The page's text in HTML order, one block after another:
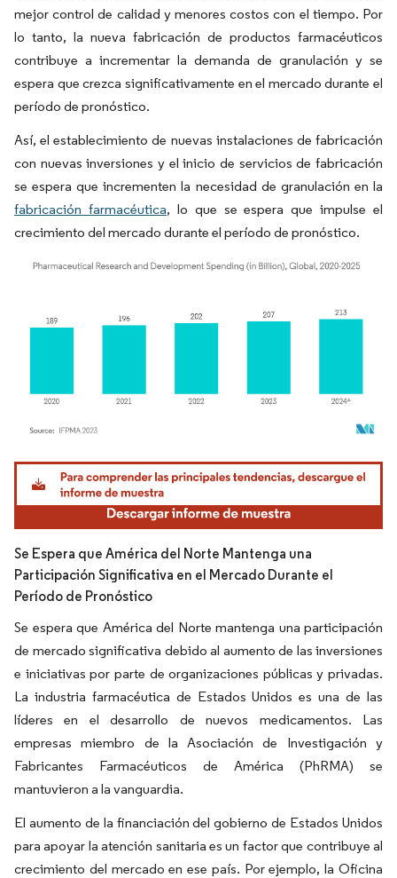
mejor control de calidad y menores costos con el tiempo. Por
lo tanto, la nueva fabricación de productos farmacéuticos
contribuye a incrementar la demanda de granulación y se
espera que crezca significativamente en el mercado durante el
período de pronóstico.
Así, el establecimiento de nuevas instalaciones de fabricación
con nuevas inversiones y el inicio de servicios de fabricación
se espera que incrementen la necesidad de granulación en la
fabricación farmacéutica, lo que se espera que impulse el
crecimiento del mercado durante el período de pronóstico.
Imagen © Mordor Intelligence. El uso requiere atribución según CC BY 4.0.
Se Espera que América del Norte Mantenga una
Participación Significativa en el Mercado Durante el
Período de Pronóstico
Se espera que América del Norte mantenga una participación
de mercado significativa debido al aumento de las inversiones
e iniciativas por parte de organizaciones públicas y privadas.
La industria farmacéutica de Estados Unidos es una de las
líderes en el desarrollo de nuevos medicamentos. Las
empresas miembro de la Asociación de Investigación y
Fabricantes Farmacéuticos de América (PhRMA) se
mantuvieron a la vanguardia.
El aumento de la financiación del gobierno de Estados Unidos
para apoyar la atención sanitaria es un factor que contribuye al
crecimiento del mercado en ese país. Por ejemplo, la Oficina